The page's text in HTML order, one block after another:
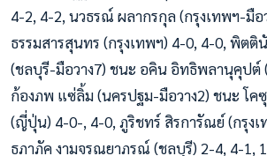
4-2, 4-2, นวธรณ์ ผลากรกุล (กรุงเทพฯ-มื
ธรรมสารสุนทร (กรุงเทพฯ) 4-0, 4-0, พิต
(ชลบุรี-มือวาง7) ชนะ อคิน อิทธิพลานุคุปต์
ก้องภพ แซ่ลิ้ม (นครปฐม-มือวาง2) ชนะ โคซุ
(ญี่ปุ่น) 4-0-, 4-0, ภูริชทร์ สิรการัณย์ (กรุงเ
ธภาภัค งามจรณยาภรณ์ (ชลบุรี) 2-4, 4-1,